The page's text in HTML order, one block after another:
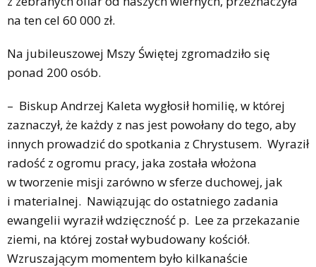
na ten cel 60 000 zł.
Na jubileuszowej Mszy Świętej zgromadziło się
ponad 200 osób.
– Biskup Andrzej Kaleta wygłosił homilię, w której
zaznaczył, że każdy z nas jest powołany do tego, aby
innych prowadzić do spotkania z Chrystusem. Wyraził
radość z ogromu pracy, jaka została włożona
w tworzenie misji zarówno w sferze duchowej, jak
i materialnej. Nawiązując do ostatniego zadania
ewangelii wyraził wdzięczność p. Lee za przekazanie
ziemi, na której został wybudowany kościół.
Wzruszającym momentem było kilkanaście